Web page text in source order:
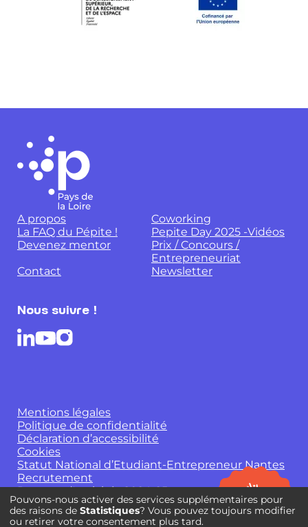
A propos
Coworking
La FAQ du Pépite !
Pepite Day 2025 -Vidéos
Devenez mentor
Prix / Concours /
Entrepreneuriat
Contact
Newsletter
Nous suivre !
Mentions légales
Politique de confidentialité
Déclaration d’accessibilité
Cookies
Statut National d’Etudiant-Entrepreneur Nantes
Recrutement
Rapport d'activités 2024-25
Pouvons-nous activer des services supplémentaires pour
des raisons de Statistiques? Vous pouvez toujours modifier
ou retirer votre consentement plus tard.